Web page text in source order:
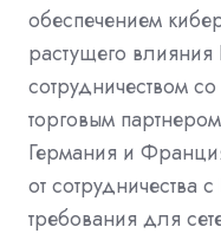
обеспечением
растущего
сотрудничеством
торговым
Германия и
от сотрудничества
требования для